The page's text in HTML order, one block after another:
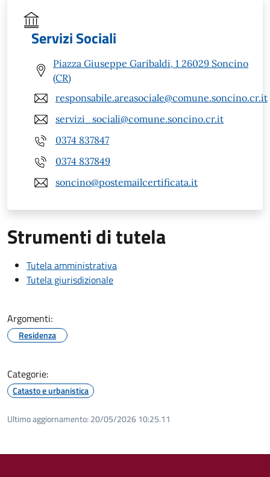
Servizi Sociali
Piazza Giuseppe Garibaldi, 1 26029 Soncino
(CR)
responsabile.areasociale@comune.soncino.cr.it
servizi_sociali@comune.soncino.cr.it
0374 837847
0374 837849
soncino@postemailcertificata.it
Strumenti di tutela
Tutela amministrativa
Tutela giurisdizionale
Argomenti:
Residenza
Categorie:
Catasto e urbanistica
Ultimo aggiornamento: 20/05/2026 10:25.11